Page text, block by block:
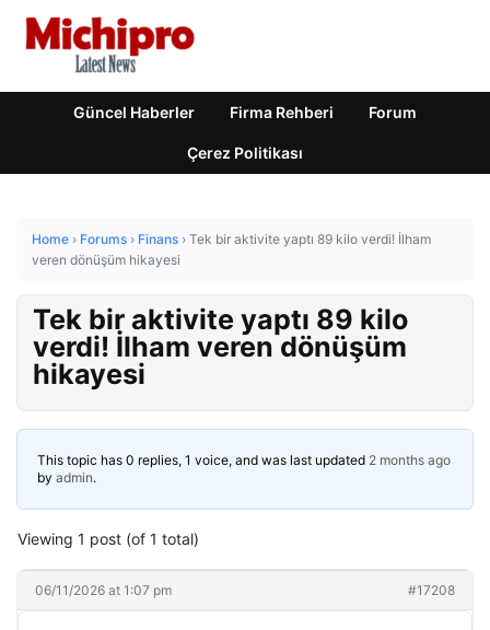
Güncel Haberler Firma Rehberi Forum
Çerez Politikası
Home › Forums › Finans › Tek bir aktivite yaptı 89 kilo verdi! İlham
veren dönüşüm hikayesi
Tek bir aktivite yaptı 89 kilo
verdi! İlham veren dönüşüm
hikayesi
This topic has 0 replies, 1 voice, and was last updated 2 months ago
by admin.
Viewing 1 post (of 1 total)
06/11/2026 at 1:07 pm #17208